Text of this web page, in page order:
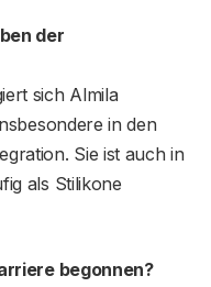
der
sich Almila
in den
Sie ist auch in
als Stilikone
begonnen?